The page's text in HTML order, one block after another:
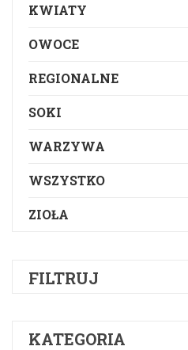
KWIATY
OWOCE
REGIONALNE
SOKI
WARZYWA
WSZYSTKO
ZIOŁA
FILTRUJ
KATEGORIA